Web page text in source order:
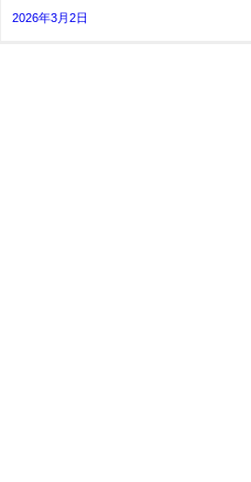
2026年3月2日